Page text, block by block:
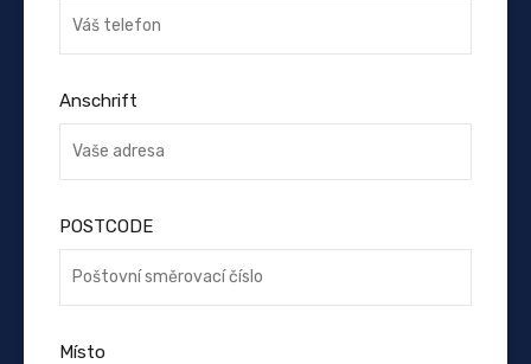
Anschrift
POSTCODE
Místo